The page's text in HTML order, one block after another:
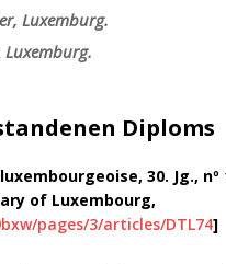
Luxemburg.
Diploms
30. Jg., nº
of Luxembourg,
pages/3/articles/DTL74]